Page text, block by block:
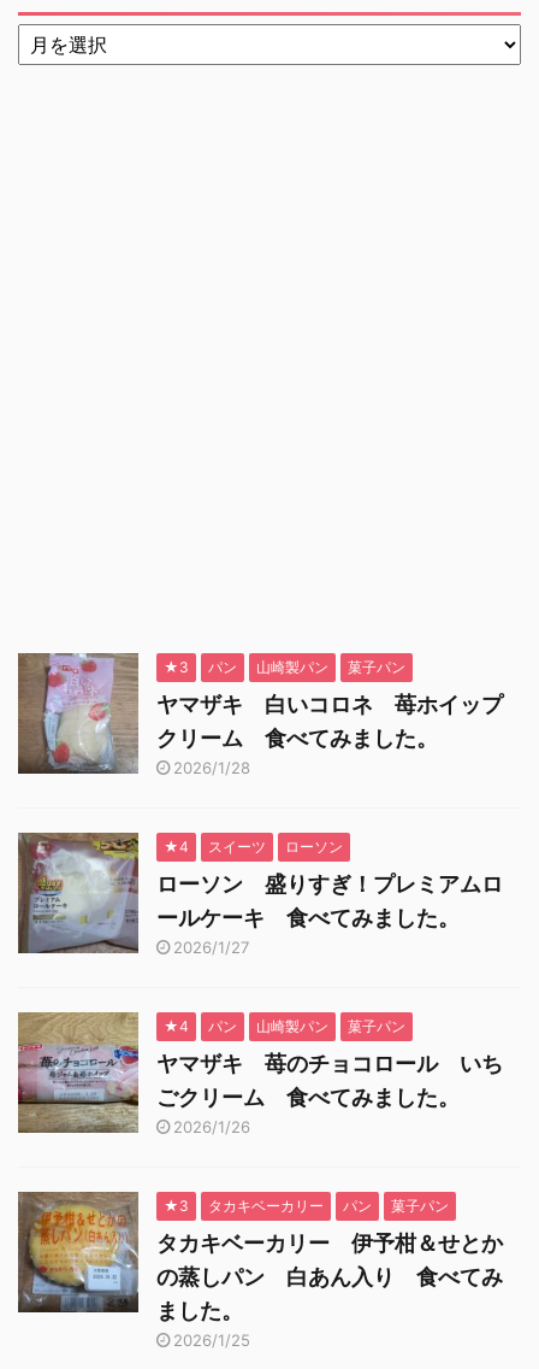
★3 パン 山崎製パン 菓子パン
ヤマザキ 白いコロネ 苺ホイップ
クリーム 食べてみました。
2026/1/28
★4 スイーツ ローソン
ローソン 盛りすぎ！プレミアムロ
ールケーキ 食べてみました。
2026/1/27
★4 パン 山崎製パン 菓子パン
ヤマザキ 苺のチョコロール いち
ごクリーム 食べてみました。
2026/1/26
★3 タカキベーカリー パン 菓子パン
タカキベーカリー 伊予柑＆せとか
の蒸しパン 白あん入り 食べてみ
ました。
2026/1/25